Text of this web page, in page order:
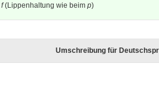
f(Lippenhaltung wie beim p)
Umschreibung für